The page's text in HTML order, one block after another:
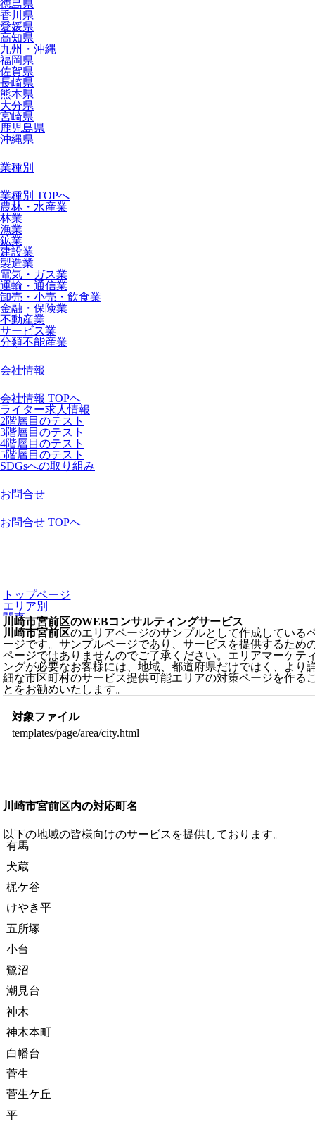
徳島県
香川県
愛媛県
高知県
九州・沖縄
福岡県
佐賀県
長崎県
熊本県
大分県
宮崎県
鹿児島県
沖縄県
業種別
業種別 TOPへ
農林・水産業
林業
漁業
鉱業
建設業
製造業
電気・ガス業
運輸・通信業
卸売・小売・飲食業
金融・保険業
不動産業
サービス業
分類不能産業
会社情報
会社情報 TOPへ
ライター求人情報
2階層目のテスト
3階層目のテスト
4階層目のテスト
5階層目のテスト
SDGsへの取り組み
お問合せ
お問合せ TOPへ
トップページ
エリア別
関東
神奈川県
川崎市宮前区
川崎市宮前区のWEBコンサルティングサービス
川崎市宮前区のエリアページのサンプルとして作成している
ージです。サンプルページであり、サービスを提供するため
ページではありませんのでご了承ください。エリアマーケテ
ングが必要なお客様には、地域、都道府県だけではく、より
細な市区町村のサービス提供可能エリアの対策ページを作る
とをお勧めいたします。
対象ファイル
templates/page/area/city.html
川崎市宮前区内の対応町名
以下の地域の皆様向けのサービスを提供しております。
有馬
犬蔵
梶ケ谷
けやき平
五所塚
小台
鷺沼
潮見台
神木
神木本町
白幡台
菅生
菅生ケ丘
平